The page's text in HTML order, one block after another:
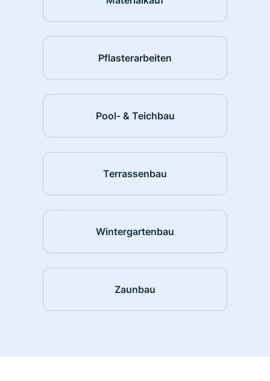
Pflasterarbeiten
Pool- & Teichbau
Terrassenbau
Wintergartenbau
Zaunbau